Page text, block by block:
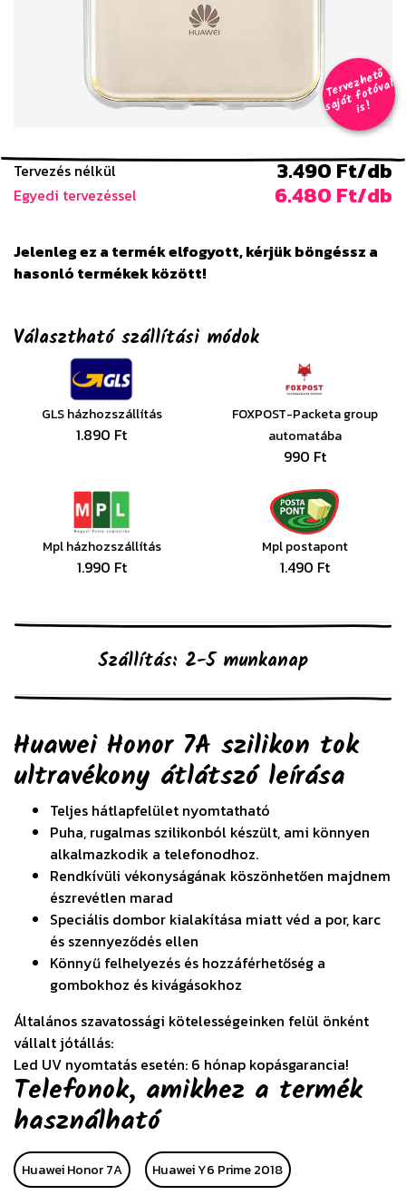
T
er
v
e
z
h
e
t
ő
s
aj
á
t
f
o
t
ó
v
al
i
s
!
Tervezés nélkül 3.490 Ft/db
Egyedi tervezéssel 6.480 Ft/db
Jelenleg ez a termék elfogyott, kérjük böngéssz a
hasonló termékek között!
Választható szállítási módok
GLS házhozszállítás
1.890 Ft
FOXPOST-Packeta group
automatába
990 Ft
Mpl házhozszállítás
1.990 Ft
Mpl postapont
1.490 Ft
Szállítás: 2-5 munkanap
Huawei Honor 7A szilikon tok
ultravékony átlátszó leírása
Teljes hátlapfelület nyomtatható
Puha, rugalmas szilikonból készült, ami könnyen
alkalmazkodik a telefonodhoz.
Rendkívüli vékonyságának köszönhetően majdnem
észrevétlen marad
Speciális dombor kialakítása miatt véd a por, karc
és szennyeződés ellen
Könnyű felhelyezés és hozzáférhetőség a
gombokhoz és kivágásokhoz
Általános szavatossági kötelességeinken felül önként
vállalt jótállás:
Led UV nyomtatás esetén: 6 hónap kopásgarancia!
Telefonok, amikhez a termék
használható
Huawei Honor 7A Huawei Y6 Prime 2018